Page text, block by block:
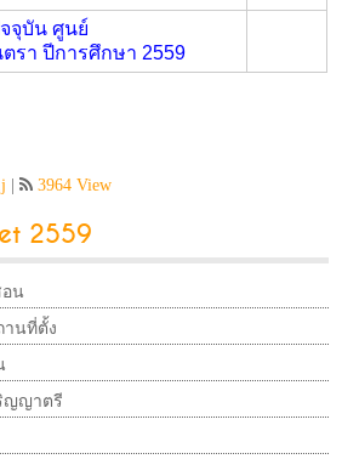
จุบัน ศูนย์
รา ปีการศึกษา 2559
| 3964 View
2559
น
นที่ตั้ง
ญญาตรี